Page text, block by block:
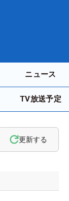
ニュース
TV放送予定
更新する